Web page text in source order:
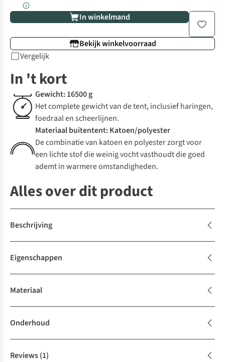
In winkelmand
Bekijk winkelvoorraad
Vergelijk
In 't kort
Gewicht: 16500 g
Het complete gewicht van de tent, inclusief haringen,
foedraal en scheerlijnen.
Materiaal buitentent: Katoen/polyester
De combinatie van katoen en polyester zorgt voor
een lichte stof die weinig vocht vasthoudt die goed
ademt in warmere omstandigheden.
Alles over dit product
Beschrijving
Eigenschappen
Materiaal
Onderhoud
Reviews(1)